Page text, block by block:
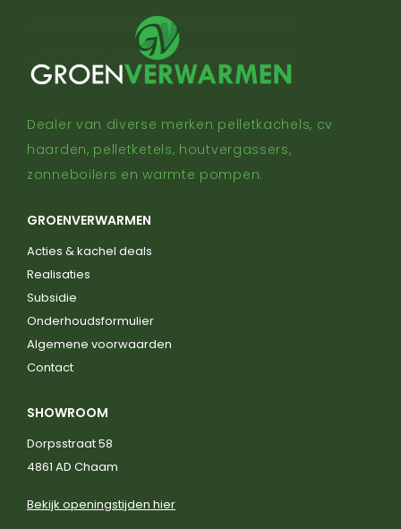
Dealer van diverse merken pelletkachels, cv
haarden, pelletketels, houtvergassers,
zonneboilers en warmte pompen.
GROENVERWARMEN
Acties & kachel deals
Realisaties
Subsidie
Onderhoudsformulier
Algemene voorwaarden
Contact
SHOWROOM
Dorpsstraat 58
4861 AD Chaam
Bekijk openingstijden hier